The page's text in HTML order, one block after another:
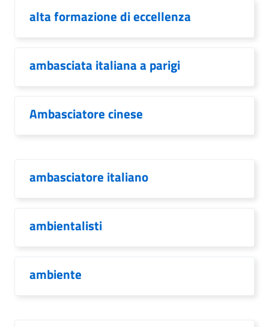
alta formazione di eccellenza
ambasciata italiana a parigi
Ambasciatore cinese
ambasciatore italiano
ambientalisti
ambiente